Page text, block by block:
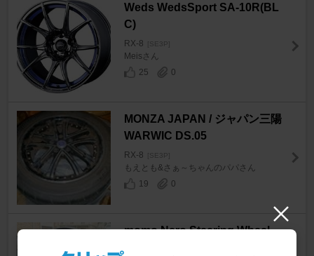
Weds WedsSport SA-10R(BL
C)
RX-8 [SE3P]
Meisさん
25
0
MONZA JAPAN / ジャパン三陽
WARWIC DS.05
RX-8 [SE3P]
もえとも&さぁ～ちゃんのパパさん
19
0
momo Nero Steering Wheel
RX-8